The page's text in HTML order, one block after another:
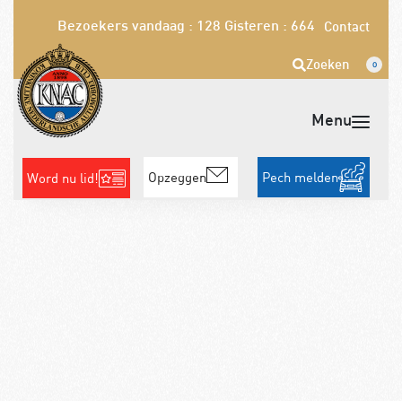
Bezoekers vandaag : 128 Gisteren : 664 Contact
Zoeken 0
Word nu lid! Opzeggen Pech melden